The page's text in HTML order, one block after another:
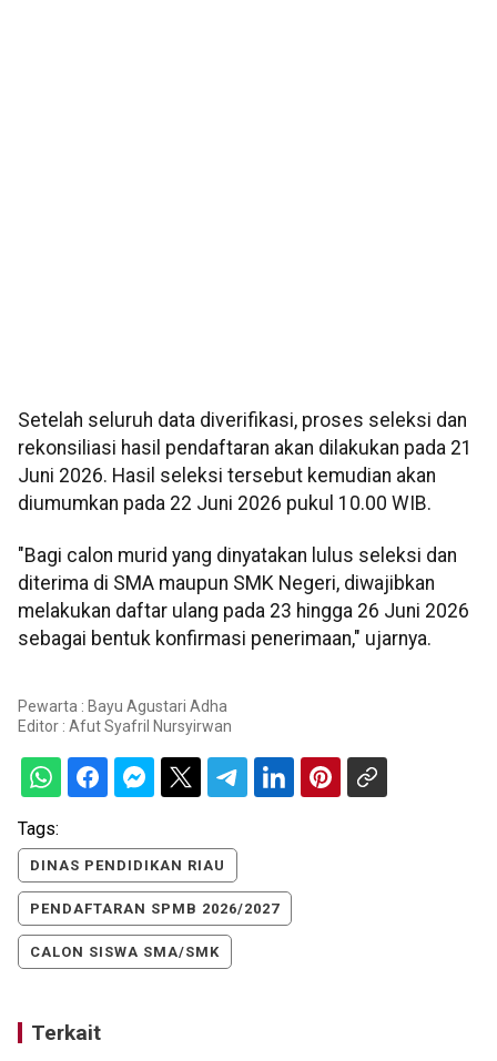
Setelah seluruh data diverifikasi, proses seleksi dan
rekonsiliasi hasil pendaftaran akan dilakukan pada 21
Juni 2026. Hasil seleksi tersebut kemudian akan
diumumkan pada 22 Juni 2026 pukul 10.00 WIB.
"Bagi calon murid yang dinyatakan lulus seleksi dan
diterima di SMA maupun SMK Negeri, diwajibkan
melakukan daftar ulang pada 23 hingga 26 Juni 2026
sebagai bentuk konfirmasi penerimaan," ujarnya.
Pewarta : Bayu Agustari Adha
Editor : Afut Syafril Nursyirwan
Tags:
DINAS PENDIDIKAN RIAU
PENDAFTARAN SPMB 2026/2027
CALON SISWA SMA/SMK
Terkait